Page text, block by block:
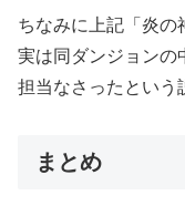
ちなみに上記「炎の
実は同ダンジョンの
担当なさったという
まとめ